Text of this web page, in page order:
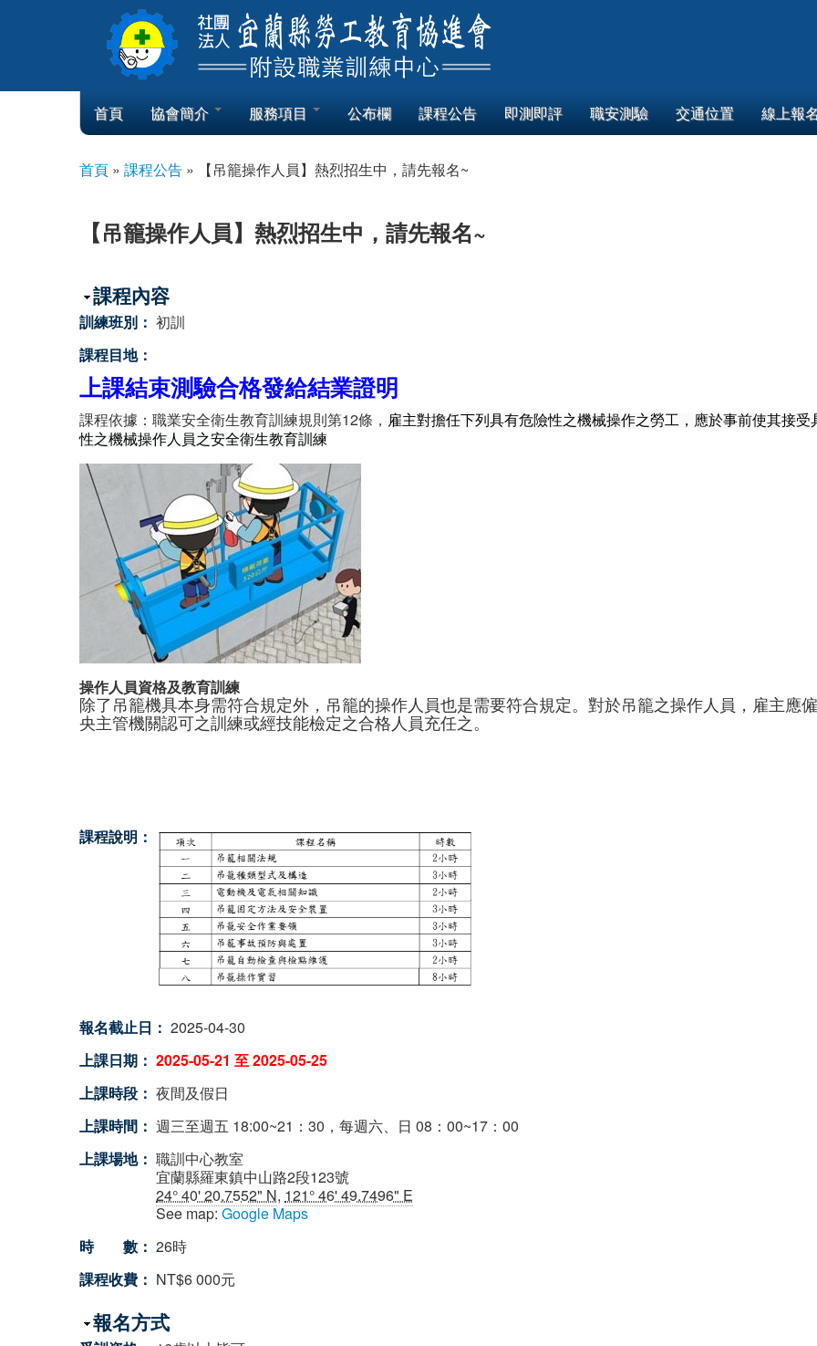
首頁 協會簡介 服務項目 公布欄 課程公告 即測即評 職安測驗 交通位置 線上報
您在這裡
首頁 » 課程公告 » 【吊籠操作人員】熱烈招生中，請先報名~
【吊籠操作人員】熱烈招生中，請先報名~
隱藏
課程內容
訓練班別： 初訓
課程目地：
上課結束測驗合格發給結業證明
課程依據：職業安全衛生教育訓練規則第12條， 雇主對擔任下列具有危險性之機械操作之勞工，應於事前使其接受
性之機械操作人員之安全衛生教育訓練
操作人員資格及教育訓練
除了吊籠機具本身需符合規定外，吊籠的操作人員也是需要符合規定。對於吊籠之操作人員，雇主應
央主管機關認可之訓練或經技能檢定之合格人員充任之。
課程說明：
報名截止日： 2025-04-30
上課日期： 2025-05-21 至2025-05-25
上課時段： 夜間及假日
上課時間： 週三至週五 18:00~21：30，每週六、日 08：00~17：00
上課場地： 職訓中心教室
宜蘭縣羅東鎮中山路2段123號
24° 40' 20.7552" N, 121° 46' 49.7496" E
See map:Google Maps
時 數： 26時
課程收費： NT$6 000元
隱藏
報名方式